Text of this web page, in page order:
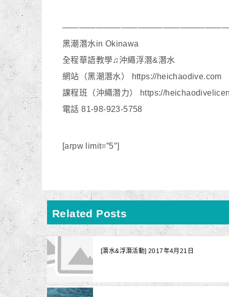
黑潮潛水in Okinawa
全程華語教學♫沖繩浮潛&潛水
網站（黑潮潛水） https://heichaodive.com
課程班（沖繩潛力） https://
電話 81-98-923-5758
[arpw limit=”5″]
Related Posts
[潛水&浮潛活動] 2017年4月21日